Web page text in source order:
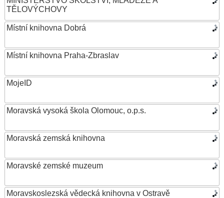
TĚLOVÝCHOVY
Místní knihovna Dobrá
Místní knihovna Praha-Zbraslav
MojeID
Moravská vysoká škola Olomouc, o.p.s.
Moravská zemská knihovna
Moravské zemské muzeum
Moravskoslezská vědecká knihovna v Ostravě